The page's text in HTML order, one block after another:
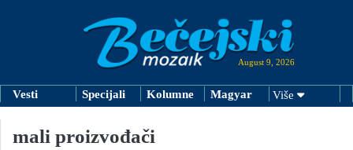
August 9, 2026
Vesti Specijali Kolumne Magyar Više
mali proizvođači